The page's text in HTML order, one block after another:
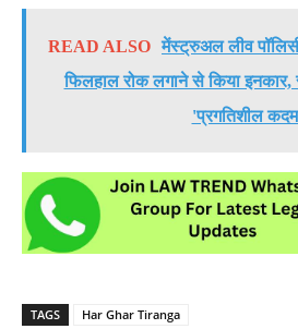
READ ALSO मेंस्ट्रुअल लीव
फिलहाल रोक लगाने से किया इनकार,
'प्रगतिशील
TAGS Har Ghar Tiranga